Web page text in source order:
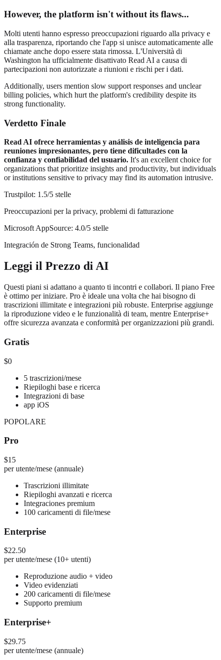
However, the platform isn't without its flaws...
Molti utenti hanno espresso preoccupazioni riguardo alla privacy e
alla trasparenza, riportando che l'app si unisce automaticamente alle
chiamate anche dopo essere stata rimossa. L'Università di
Washington ha ufficialmente disattivato Read AI a causa di
partecipazioni non autorizzate a riunioni e rischi per i dati.
Additionally, users mention slow support responses and unclear
billing policies, which hurt the platform's credibility despite its
strong functionality.
Verdetto Finale
Read AI ofrece herramientas y análisis de inteligencia para
reuniones impresionantes, pero tiene dificultades con la
confianza y confiabilidad del usuario. It's an excellent choice for
organizations that prioritize insights and productivity, but individuals
or institutions sensitive to privacy may find its automation intrusive.
Trustpilot: 1.5/5 stelle
Preoccupazioni per la privacy, problemi di fatturazione
Microsoft AppSource: 4.0/5 stelle
Integración de Strong Teams, funcionalidad
Leggi il Prezzo di AI
Questi piani si adattano a quanto ti incontri e collabori. Il piano Free
è ottimo per iniziare. Pro è ideale una volta che hai bisogno di
trascrizioni illimitate e integrazioni più robuste. Enterprise aggiunge
la riproduzione video e le funzionalità di team, mentre Enterprise+
offre sicurezza avanzata e conformità per organizzazioni più grandi.
Gratis
$0
5 trascrizioni/mese
Riepiloghi base e ricerca
Integrazioni di base
app iOS
POPOLARE
Pro
$15
per utente/mese (annuale)
Trascrizioni illimitate
Riepiloghi avanzati e ricerca
Integraciones premium
100 caricamenti di file/mese
Enterprise
$22.50
per utente/mese (10+ utenti)
Reproduzione audio + video
Video evidenziati
200 caricamenti di file/mese
Supporto premium
Enterprise+
$29.75
per utente/mese (annuale)